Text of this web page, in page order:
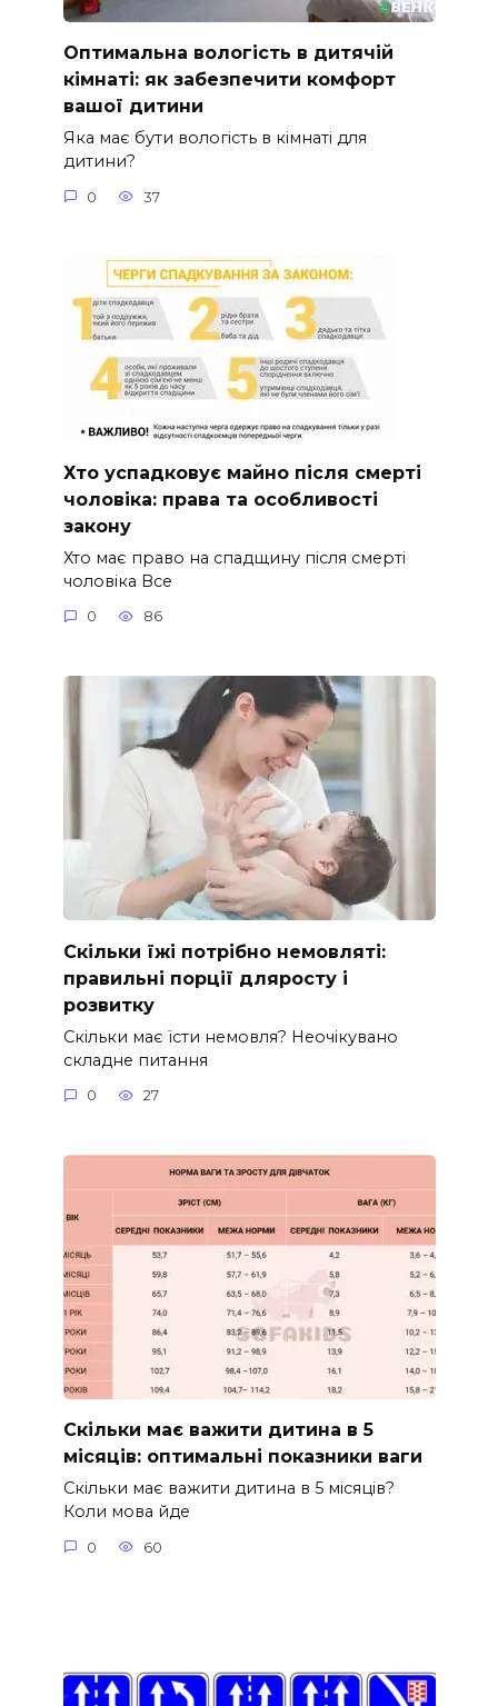
Оптимальна вологість в дитячій
кімнаті: як забезпечити комфорт
вашої дитини
Яка має бути вологість в кімнаті для
дитини?
0 37
Хто успадковує майно після смерті
чоловіка: права та особливості
закону
Хто має право на спадщину після смерті
чоловіка Все
0 86
Скільки їжі потрібно немовляті:
правильні порції дляросту і
розвитку
Скільки має їсти немовля? Неочікувано
складне питання
0 27
Скільки має важити дитина в 5
місяців: оптимальні показники ваги
Скільки має важити дитина в 5 місяців?
Коли мова йде
0 60